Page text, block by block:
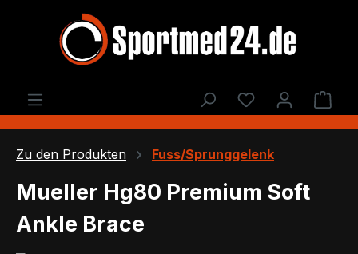
Zum Hauptinhalt springen
Du hast 0
Zu den Produkten Fuss/Sprunggelenk
Mueller Hg80 Premium Soft
Ankle Brace